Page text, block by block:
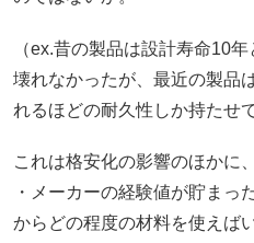
（ex.昔の製品は設計寿命10
壊れなかったが、最近の製品
れるほどの耐久性しか持たせ
これは格安化の影響のほかに、
・メーカーの経験値が貯まっ
からどの程度の材料を使えば